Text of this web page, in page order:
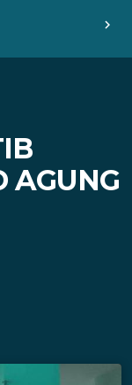
chevron_right
AGUNG